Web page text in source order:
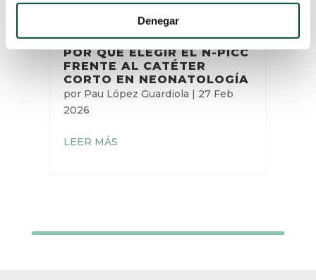
Denegar
POR QUÉ ELEGIR EL N-PICC
FRENTE AL CATÉTER
CORTO EN NEONATOLOGÍA
por Pau López Guardiola | 27 Feb
2026
LEER MÁS